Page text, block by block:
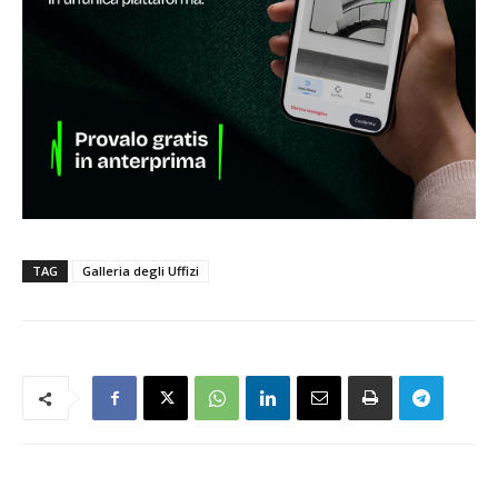
TAG Galleria degli Uffizi